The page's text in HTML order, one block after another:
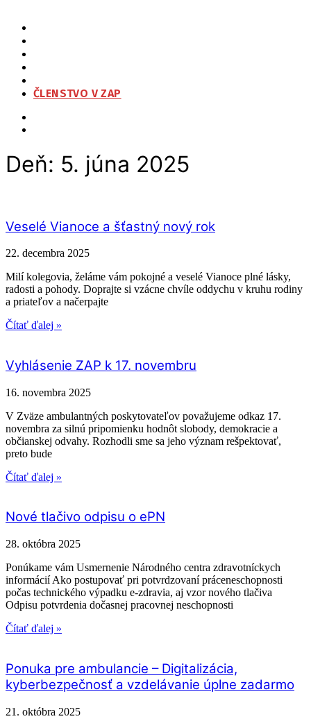
ČLENSTVO V ZAP
Deň: 5. júna 2025
Veselé Vianoce a šťastný nový rok
22. decembra 2025
Milí kolegovia, želáme vám pokojné a veselé Vianoce plné lásky,
radosti a pohody. Doprajte si vzácne chvíle oddychu v kruhu rodiny
a priateľov a načerpajte
Čítať ďalej »
Vyhlásenie ZAP k 17. novembru
16. novembra 2025
V Zväze ambulantných poskytovateľov považujeme odkaz 17.
novembra za silnú pripomienku hodnôt slobody, demokracie a
občianskej odvahy. Rozhodli sme sa jeho význam rešpektovať,
preto bude
Čítať ďalej »
Nové tlačivo odpisu o ePN
28. októbra 2025
Ponúkame vám Usmernenie Národného centra zdravotníckych
informácií Ako postupovať pri potvrdzovaní práceneschopnosti
počas technického výpadku e-zdravia, aj vzor nového tlačiva
Odpisu potvrdenia dočasnej pracovnej neschopnosti
Čítať ďalej »
Ponuka pre ambulancie – Digitalizácia,
kyberbezpečnosť a vzdelávanie úplne zadarmo
21. októbra 2025